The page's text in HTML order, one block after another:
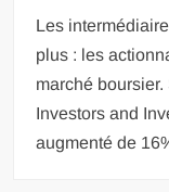
Les
plus : les
marché
Investors and
augmenté de